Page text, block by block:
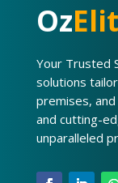
Oz
Your Trusted
solutions
premises,
and cutting-
unparalleled